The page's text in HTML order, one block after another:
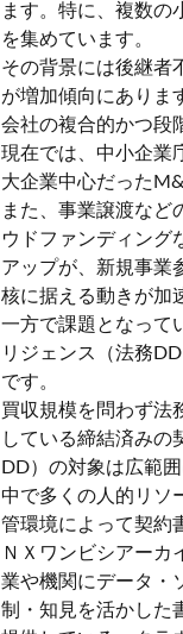
ます。特に、複数の
を集めています。
その背景には後継者
が増加傾向にありま
会社の複合的かつ段
現在では、中小企業
大企業中心だった
また、事業譲渡など
ウドファンディング
アップが、新規事業
核に据える動きが加
一方で課題となって
リジェンス（法務
です。
買収規模を問わず法
している締結済みの
DD）の対象は広範
中で多くの人的リソ
管環境によって契約
ＮＸワンビシアー
業や機関にデータ・
制・知見を活かした